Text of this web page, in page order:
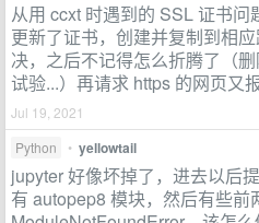
从用 ccxt 时遇到的 SSL 证书问
更新了证书，创建并复制到相
决，之后不记得怎么折腾了（
试验...）再请求 https 的网页又
Jul 19, 2021
Python
• yellowtail
jupyter 好像坏掉了，进去以后
有 autopep8 模块，然后有些前